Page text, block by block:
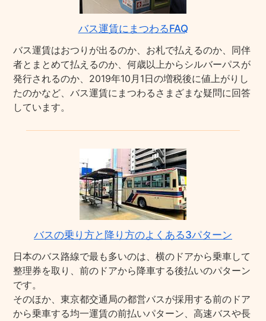
バス運賃にまつわるFAQ
バス運賃はおつりが出るのか、お札で払えるのか、同伴
者とまとめて払えるのか、何歳以上からシルバーパスが
発行されるのか、2019年10月1日の増税後に値上がりし
たのかなど、バス運賃にまつわるさまざまな疑問に回答
しています。
バスの乗り方と降り方のよくある3パターン
日本のバス路線で最も多いのは、横のドアから乗車して
整理券を取り、前のドアから降車する後払いのパターン
です。
そのほか、東京都交通局の都営バスが採用する前のドア
から乗車する均一運賃の前払いパターン、高速バスや長